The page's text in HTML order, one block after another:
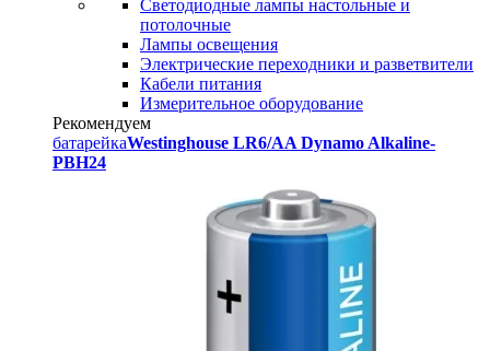
Светодиодные лампы настольные и
потолочные
Лампы освещения
Электрические переходники и разветвители
Кабели питания
Измерительное оборудование
Рекомендуем
батарейкаWestinghouse LR6/AA Dynamo Alkaline-
PBH24